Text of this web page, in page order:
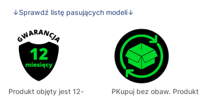
↓Sprawdź listę pasujących modeli↓
Produkt objęty jest 12-
PKupuj bez obaw. Produkt